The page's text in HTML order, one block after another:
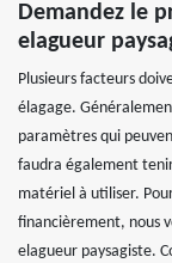
Demandez le
elagueur
Plusieurs facteurs
élagage.
paramètres qui
faudra également
matériel à utiliser.
financièrement, nous
elagueur paysagiste.